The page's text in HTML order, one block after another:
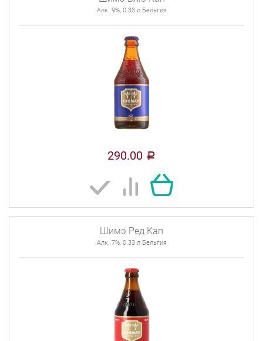
Алк. 9%, 0.33 л Бельгия
290.00 a
Шимэ Ред Кап
Алк. 7%, 0.33 л Бельгия